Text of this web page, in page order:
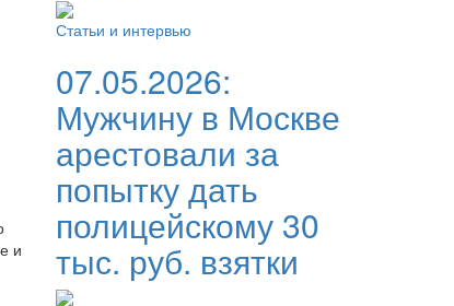
и
Статьи и интервью
07.05.2026:
Мужчину в Москве
арестовали за
попытку дать
полицейскому 30
тыс. руб. взятки